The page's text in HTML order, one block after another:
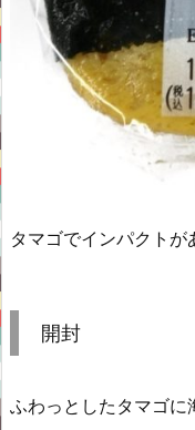
タマゴでインパクトが
開封
ふわっとしたタマゴに